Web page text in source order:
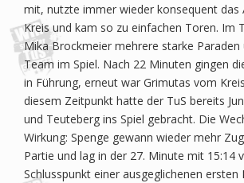
mit, nutzte immer wieder konsequent das
Kreis und kam so zu einfachen Toren. Im
Mika Brockmeier mehrere starke Paraden
Team im Spiel. Nach 22 Minuten gingen
in Führung, erneut war Grimutas vom
diesem Zeitpunkt hatte der TuS bereits
und Teuteberg ins Spiel gebracht. Die
Wirkung: Spenge gewann wieder mehr
Partie und lag in der 27. Minute mit 15:14
Schlusspunkt einer ausgeglichenen ersten